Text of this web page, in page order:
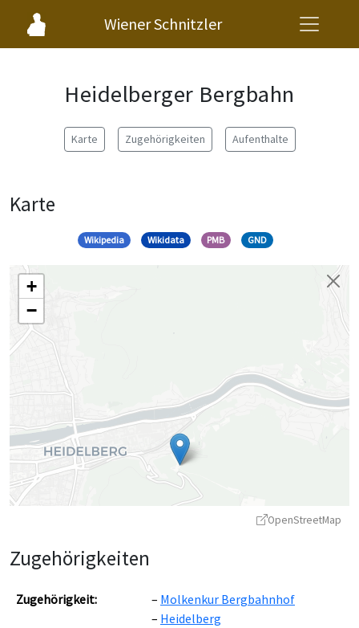
Wiener Schnitzler
Heidelberger Bergbahn
Karte Zugehörigkeiten Aufenthalte
Karte
Wikipedia Wikidata PMB GND
+
−
OpenStreetMap
Zugehörigkeiten
Zugehörigkeit:
Molkenkur Bergbahnhof
Heidelberg